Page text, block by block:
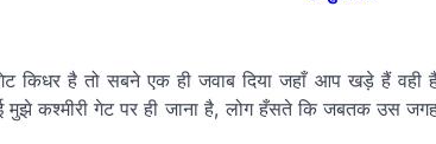
किधर है तो सबने एक ही जवाब दिया जहाँ आप खड़े हैं वही
मुझे कश्मीरी गेट पर ही जाना है, लोग हँसते कि जबतक उस